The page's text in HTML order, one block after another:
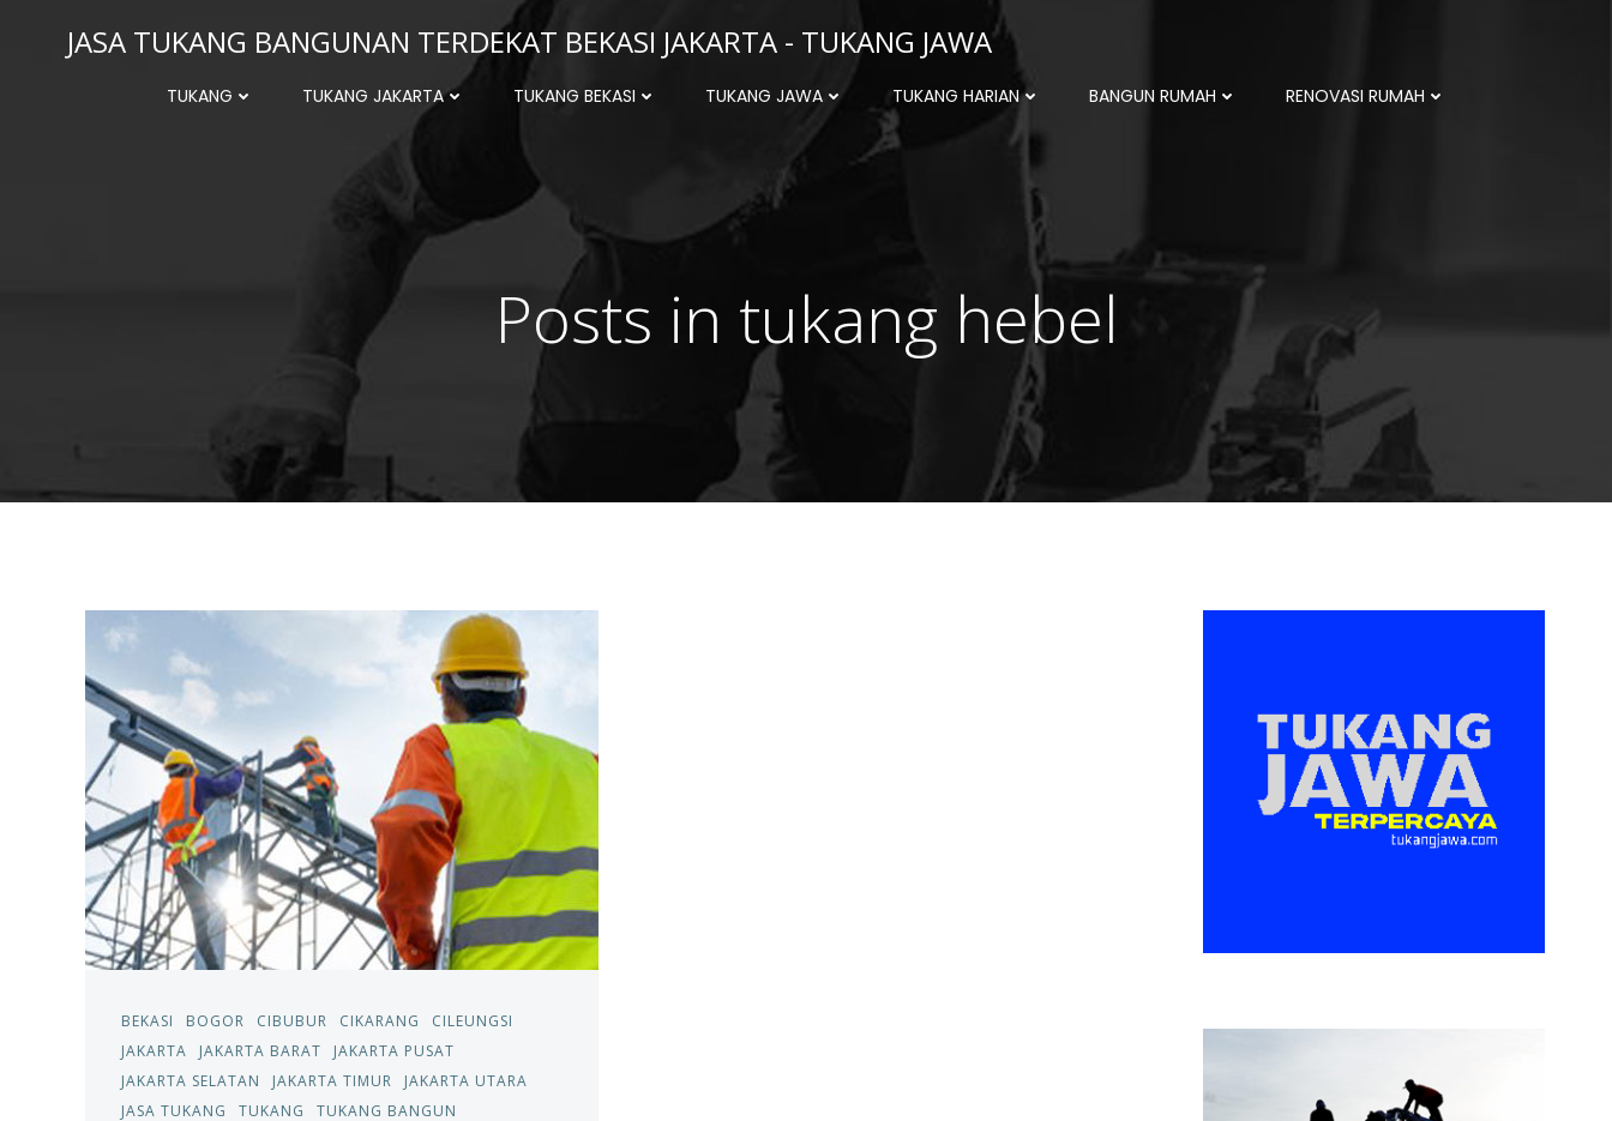
JASA TUKANG BANGUNAN TERDEKAT BEKASI JAKARTA - TUKANG JAWA
TUKANG TUKANG JAKARTA TUKANG BEKASI TUKANG JAWA TUKANG HARIAN BANGUN RUMAH RENOVASI RUMAH
Posts in tukang hebel
BEKASI BOGOR CIBUBUR CIKARANG
CILEUNGSI
JAKARTA
JAKARTA BARAT
JAKARTA PUSAT
JAKARTA SELATAN
JAKARTA TIMUR
JAKARTA UTARA
JASA TUKANG
TUKANG
TUKANG BANGUN